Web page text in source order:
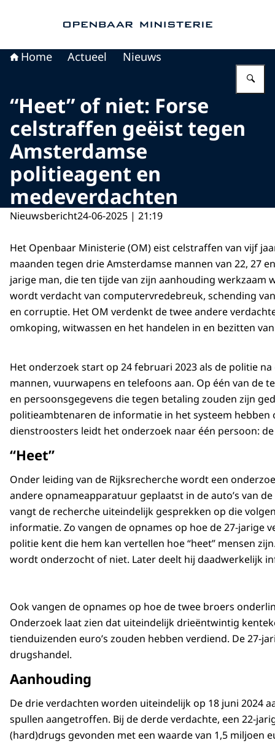
Home Actueel Nieuws
“Heet” of niet: Forse
celstraffen geëist tegen
Amsterdamse
politieagent en
medeverdachten
Nieuwsbericht24-06-2025 | 21:19
Het Openbaar Ministerie (OM) eist celstraffen van vijf
maanden tegen drie Amsterdamse mannen van 22, 27
jarige man, die ten tijde van zijn aanhouding werkzaam
wordt verdacht van computervredebreuk, schending
en corruptie. Het OM verdenkt de twee andere
omkoping, witwassen en het handelen in en bezitten
Het onderzoek start op 24 februari 2023 als de politie
mannen, vuurwapens en telefoons aan. Op één van
en persoonsgegevens die tegen betaling zouden zijn
politieambtenaren de informatie in het systeem
dienstroosters leidt het onderzoek naar één persoon:
“Heet”
Onder leiding van de Rijksrecherche wordt een
andere opnameapparatuur geplaatst in de auto’s van
vangt de recherche uiteindelijk gesprekken op die
informatie. Zo vangen de opnames op hoe de 27-jarige
politie kent die hem kan vertellen hoe “heet” mensen
wordt onderzocht of niet. Later deelt hij daadwerkelijk
Ook vangen de opnames op hoe de twee broers
Onderzoek laat zien dat uiteindelijk drieëntwintig
tienduizenden euro’s zouden hebben verdiend. De 27-
drugshandel.
Aanhouding
De drie verdachten worden uiteindelijk op 18 juni 2024
spullen aangetroffen. Bij de derde verdachte, een 22-
(hard)drugs gevonden met een waarde van 1,5